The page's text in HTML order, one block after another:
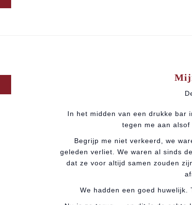
In het midden van een drukke bar
tegen me aan alsof
Begrijp me niet verkeerd, we
geleden verliet. We waren al sinds
dat ze voor altijd samen zouden
We hadden een goed huwelijk.